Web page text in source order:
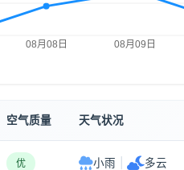
空气质量 天气状况
优 小雨 多云